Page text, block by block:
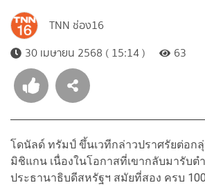
TNN ช่อง16
30 เมษายน 2568 ( 15:14 )
63
โดนัลด์ ทรัมป์ ขึ้นเวทีกล่าวปราศรัยต่อก
มิชิแกน เนื่องในโอกาสที่เขากลับมารับต
ประธานาธิบดีสหรัฐฯ สมัยที่สอง ครบ